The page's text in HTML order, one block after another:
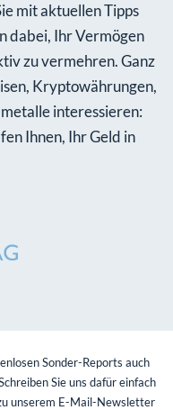
mit aktuellen Tipps
dabei, Ihr Vermögen
zu vermehren. Ganz
Kryptowährungen,
interessieren:
Ihnen, Ihr Geld in
Sonder-Reports auch
Sie uns dafür einfach
unserem E-Mail-Newsletter